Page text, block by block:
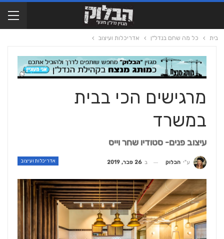
בית כל מה שחם בנדל"ן אדריכלות ועיצוב
מרגישים הכי בבית
במשרד
עיצוב פנים- סטודיו שחר וייס
אדריכלות ועיצוב ע"י הבלוק ב 26 פבר, 2019